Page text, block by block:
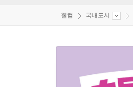
웰컴 국내도서